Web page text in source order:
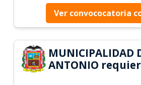
Ver convococatoria
MUNICIPALIDAD
ANTONIO